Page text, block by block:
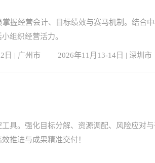
握经营会计、目标绩效与赛马机制。结合
组织经营活力。
日 | 广州市 2026年11月13-14日 | 深圳市
具。强化目标分解、资源调配、风险应对
推进与成果精准交付！